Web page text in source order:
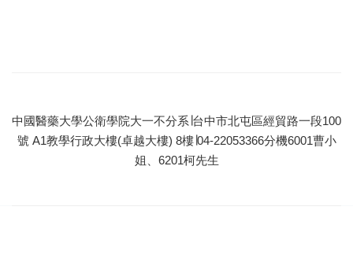
中國醫藥大學公衛學院大一不分系∣台中市北屯區經貿路一段100
號 A1教學行政大樓(卓越大樓) 8樓∣04-22053366分機6001曹小
姐、6201柯先生